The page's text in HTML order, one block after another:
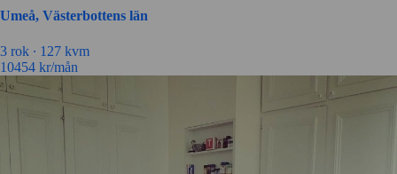
Umeå, Västerbottens län
3 rok ∙ 127 kvm
10454 kr/mån